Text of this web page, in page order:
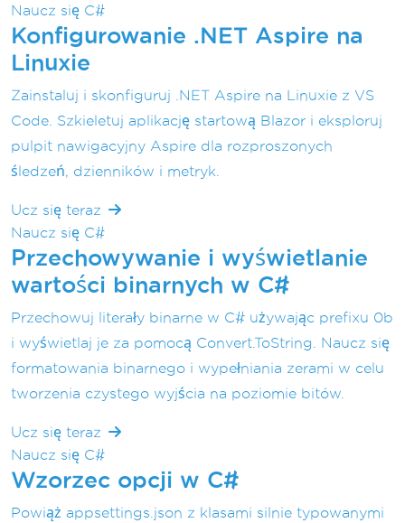
Naucz się C#
Konfigurowanie .NET Aspire na
Linuxie
Zainstaluj i skonfiguruj .NET Aspire na Linuxie z VS
Code. Szkieletuj aplikację startową Blazor i eksploruj
pulpit nawigacyjny Aspire dla rozproszonych
śledzeń, dzienników i metryk.
Ucz się teraz
Naucz się C#
Przechowywanie i wyświetlanie
wartości binarnych w C#
Przechowuj literały binarne w C# używając prefixu 0b
i wyświetlaj je za pomocą Convert.ToString. Naucz się
formatowania binarnego i wypełniania zerami w celu
tworzenia czystego wyjścia na poziomie bitów.
Ucz się teraz
Naucz się C#
Wzorzec opcji w C#
Powiąż appsettings.json z klasami silnie typowanymi